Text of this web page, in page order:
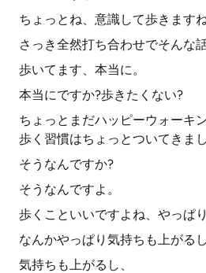
ちょっとね、意識して歩きます
さっき全然打ち合わせでそんな
歩いてます、本当に。
本当にですか?歩きたくない?
ちょっとまだハッピーウォーキ
歩く習慣はちょっとついてきまし
そうなんですか?
そうなんですよ。
歩くこといいですよね、やっぱり
なんかやっぱり気持ちも上がるし
気持ちも上がるし、